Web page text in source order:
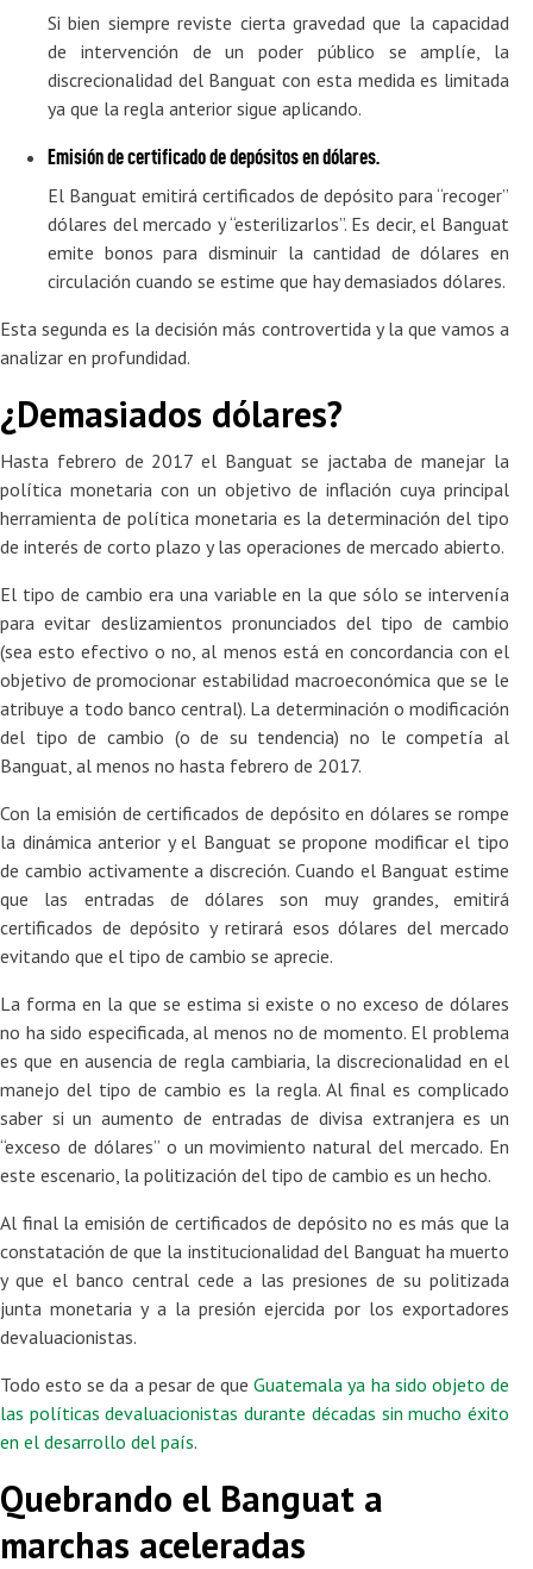
Si bien siempre reviste cierta gravedad que la capacidad
de intervención de un poder público se amplíe, la
discrecionalidad del Banguat con esta medida es limitada
ya que la regla anterior sigue aplicando.
Emisión de certificado de depósitos en dólares.
El Banguat emitirá certificados de depósito para “recoger”
dólares del mercado y “esterilizarlos”. Es decir, el Banguat
emite bonos para disminuir la cantidad de dólares en
circulación cuando se estime que hay demasiados dólares.
Esta segunda es la decisión más controvertida y la que vamos a
analizar en profundidad.
¿Demasiados dólares?
Hasta febrero de 2017 el Banguat se jactaba de manejar la
política monetaria con un objetivo de inflación cuya principal
herramienta de política monetaria es la determinación del tipo
de interés de corto plazo y las operaciones de mercado abierto.
El tipo de cambio era una variable en la que sólo se intervenía
para evitar deslizamientos pronunciados del tipo de cambio
(sea esto efectivo o no, al menos está en concordancia con el
objetivo de promocionar estabilidad macroeconómica que se le
atribuye a todo banco central). La determinación o modificación
del tipo de cambio (o de su tendencia) no le competía al
Banguat, al menos no hasta febrero de 2017.
Con la emisión de certificados de depósito en dólares se rompe
la dinámica anterior y el Banguat se propone modificar el tipo
de cambio activamente a discreción. Cuando el Banguat estime
que las entradas de dólares son muy grandes, emitirá
certificados de depósito y retirará esos dólares del mercado
evitando que el tipo de cambio se aprecie.
La forma en la que se estima si existe o no exceso de dólares
no ha sido especificada, al menos no de momento. El problema
es que en ausencia de regla cambiaria, la discrecionalidad en el
manejo del tipo de cambio es la regla. Al final es complicado
saber si un aumento de entradas de divisa extranjera es un
“exceso de dólares” o un movimiento natural del mercado. En
este escenario, la politización del tipo de cambio es un hecho.
Al final la emisión de certificados de depósito no es más que la
constatación de que la institucionalidad del Banguat ha muerto
y que el banco central cede a las presiones de su politizada
junta monetaria y a la presión ejercida por los exportadores
devaluacionistas.
Todo esto se da a pesar de queGuatemala ya ha sido objeto de
las políticas devaluacionistas durante décadas sin mucho éxito
en el desarrollo del país.
Quebrando el Banguat a
marchas aceleradas